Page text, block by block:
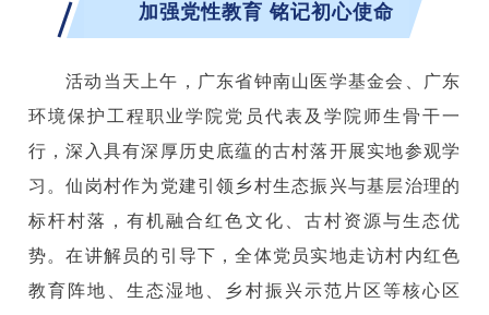
加强党性教育 铭记初心使命
活动当天上午，广东省钟南山医学基金会、广东
环境保护工程职业学院党员代表及学院师生骨干一
行，深入具有深厚历史底蕴的古村落开展实地参观学
习。仙岗村作为党建引领乡村生态振兴与基层治理的
标杆村落，有机融合红色文化、古村资源与生态优
势。在讲解员的引导下，全体党员实地走访村内红色
教育阵地、生态湿地、乡村振兴示范片区等核心区